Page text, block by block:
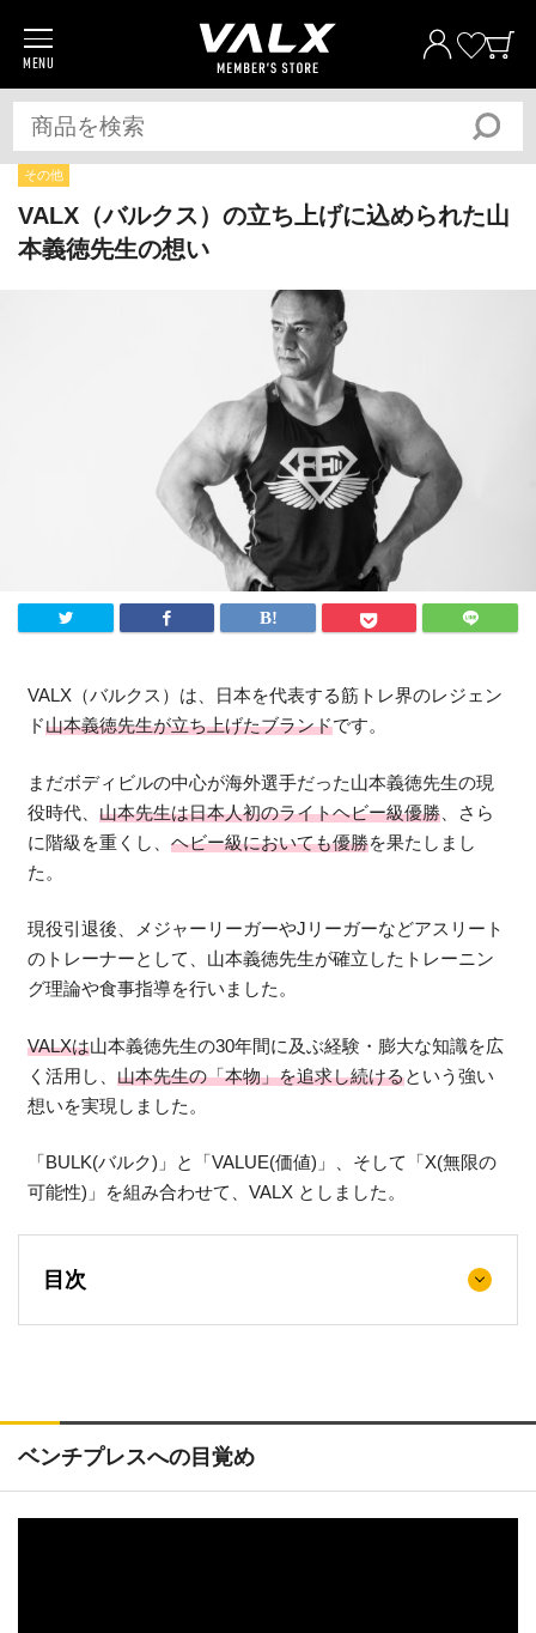
MENU
商品一覧
プロテイン
サプリメント
トレーニングギア/グッズ
アパレル
ベストプライス宣言
筋トレ大学PRO
ふるさと納税
楽天
ふるさとチョイス
ENGLISH
その他
VALX（バルクス）の立ち上げに込められた山
本義徳先生の想い
VALX（バルクス）は、日本を代表する筋トレ界のレジェン
ド山本義徳先生が立ち上げたブランドです。
まだボディビルの中心が海外選手だった山本義徳先生の現
役時代、 山本先生は日本人初のライトヘビー級優勝 、さら
に階級を重くし、 ヘビー級においても優勝を果たしまし
た。
現役引退後、メジャーリーガーやJリーガーなどアスリート
のトレーナーとして、山本義徳先生が確立したトレーニン
グ理論や食事指導を行いました。
VALXは山本義徳先生の30年間に及ぶ経験・膨大な知識を広
く活用し、 山本先生の「本物」を追求し続けるという強い
想いを実現しました。
「BULK(バルク)」と「VALUE(価値)」、そして「X(無限の
可能性)」を組み合わせて、VALX としました。
目次
ベンチプレスへの目覚め